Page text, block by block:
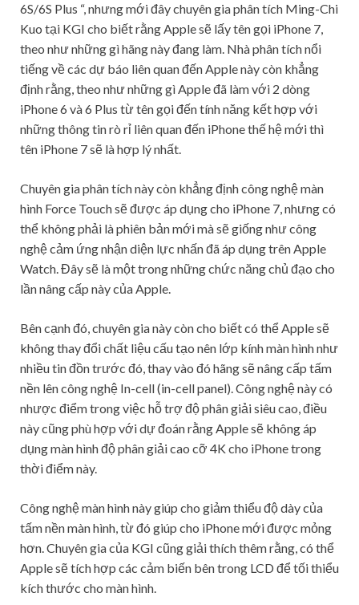
6S/6S Plus “, nhưng mới đây chuyên gia phân tích Ming-Chi
Kuo tại KGI cho biết rằng Apple sẽ lấy tên gọi iPhone 7,
theo như những gì hãng này đang làm. Nhà phân tích nổi
tiếng về các dự báo liên quan đến Apple này còn khẳng
định rằng, theo như những gì Apple đã làm với 2 dòng
iPhone 6 và 6 Plus từ tên gọi đến tính năng kết hợp với
những thông tin rò rỉ liên quan đến iPhone thế hệ mới thì
tên iPhone 7 sẽ là hợp lý nhất.
Chuyên gia phân tích này còn khẳng định công nghệ màn
hình Force Touch sẽ được áp dụng cho iPhone 7, nhưng có
thể không phải là phiên bản mới mà sẽ giống như công
nghệ cảm ứng nhận diện lực nhấn đã áp dụng trên Apple
Watch. Đây sẽ là một trong những chức năng chủ đạo cho
lần nâng cấp này của Apple.
Bên cạnh đó, chuyên gia này còn cho biết có thể Apple sẽ
không thay đổi chất liệu cấu tạo nên lớp kính màn hình như
nhiều tin đồn trước đó, thay vào đó hãng sẽ nâng cấp tấm
nền lên công nghệ In-cell (in-cell panel). Công nghệ này có
nhược điểm trong việc hỗ trợ độ phân giải siêu cao, điều
này cũng phù hợp với dự đoán rằng Apple sẽ không áp
dụng màn hình độ phân giải cao cỡ 4K cho iPhone trong
thời điểm này.
Công nghệ màn hình này giúp cho giảm thiểu độ dày của
tấm nền màn hình, từ đó giúp cho iPhone mới được mỏng
hơn. Chuyên gia của KGI cũng giải thích thêm rằng, có thể
Apple sẽ tích hợp các cảm biến bên trong LCD để tối thiểu
kích thước cho màn hình.